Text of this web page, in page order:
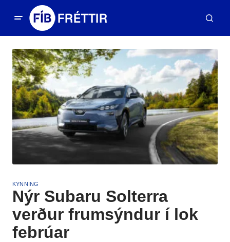
KYNNING
Nýr Subaru Solterra
verður frumsýndur í lok
febrúar